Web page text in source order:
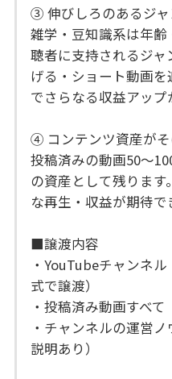
③ 伸びしろのあるジャ
雑学・豆知識系は年
聴者に支持されるジャ
げる・ショート動画
でさらなる収益アップ
④ コンテンツ資産が
投稿済みの動画50〜
の資産として残りま
な再生・収益が期待で
■譲渡内容
・YouTubeチャンネ
式で譲渡）
・投稿済み動画すべて
・チャンネルの運営
説明あり）